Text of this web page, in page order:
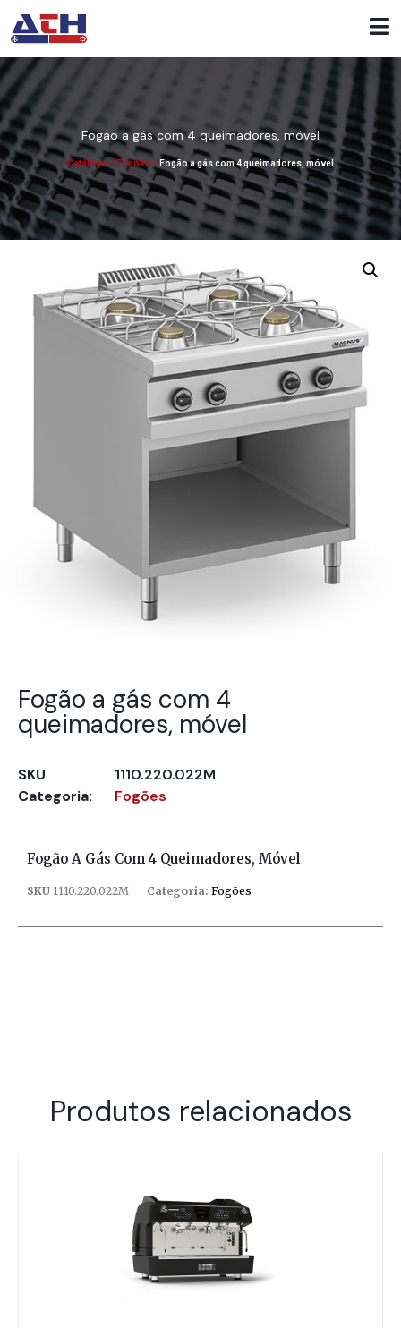
Fogão a gás com 4 queimadores, móvel
Catálogo / Fogões / Fogão a gás com 4 queimadores, móvel
Fogão a gás com 4
queimadores, móvel
SKU
1110.220.022M
Categoria:
Fogões
Fogão A Gás Com 4 Queimadores, Móvel
SKU 1110.220.022M Categoria: Fogões
Produtos relacionados